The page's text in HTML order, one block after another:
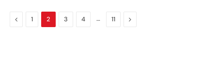
Previous
1 2 3 4 … 11 Next